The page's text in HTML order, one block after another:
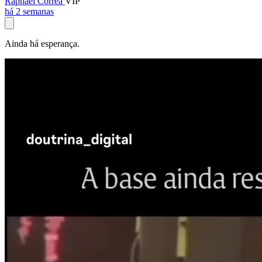
há 2 semanas
Ainda há esperança.